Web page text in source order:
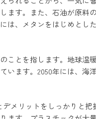
す。また、石油が原
、メタンをはじめとし
とを指します。地球温
ます。2050年には、
メリットをしっかりと把